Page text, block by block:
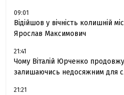
09:01
Відійшов у вічність колишній
Ярослав Максимович
21:41
Чому Віталій Юрченко
залишаючись недосяжним для
21:21